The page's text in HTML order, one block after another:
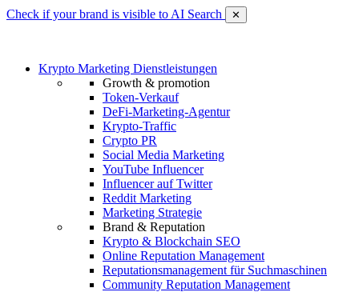
Check if your brand is visible to AI Search ✕
Krypto Marketing Dienstleistungen
Growth & promotion
Token-Verkauf
DeFi-Marketing-Agentur
Krypto-Traffic
Crypto PR
Social Media Marketing
YouTube Influencer
Influencer auf Twitter
Reddit Marketing
Marketing Strategie
Brand & Reputation
Krypto & Blockchain SEO
Online Reputation Management
Reputationsmanagement für Suchmaschinen
Community Reputation Management